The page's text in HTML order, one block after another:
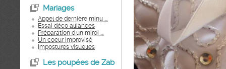
Mariages
Appel de dernière minu ...
Essai déco alliances
Préparation d'un miroi ...
Un coeur improvisé
Impostures visuelles
Les poupées de Zab